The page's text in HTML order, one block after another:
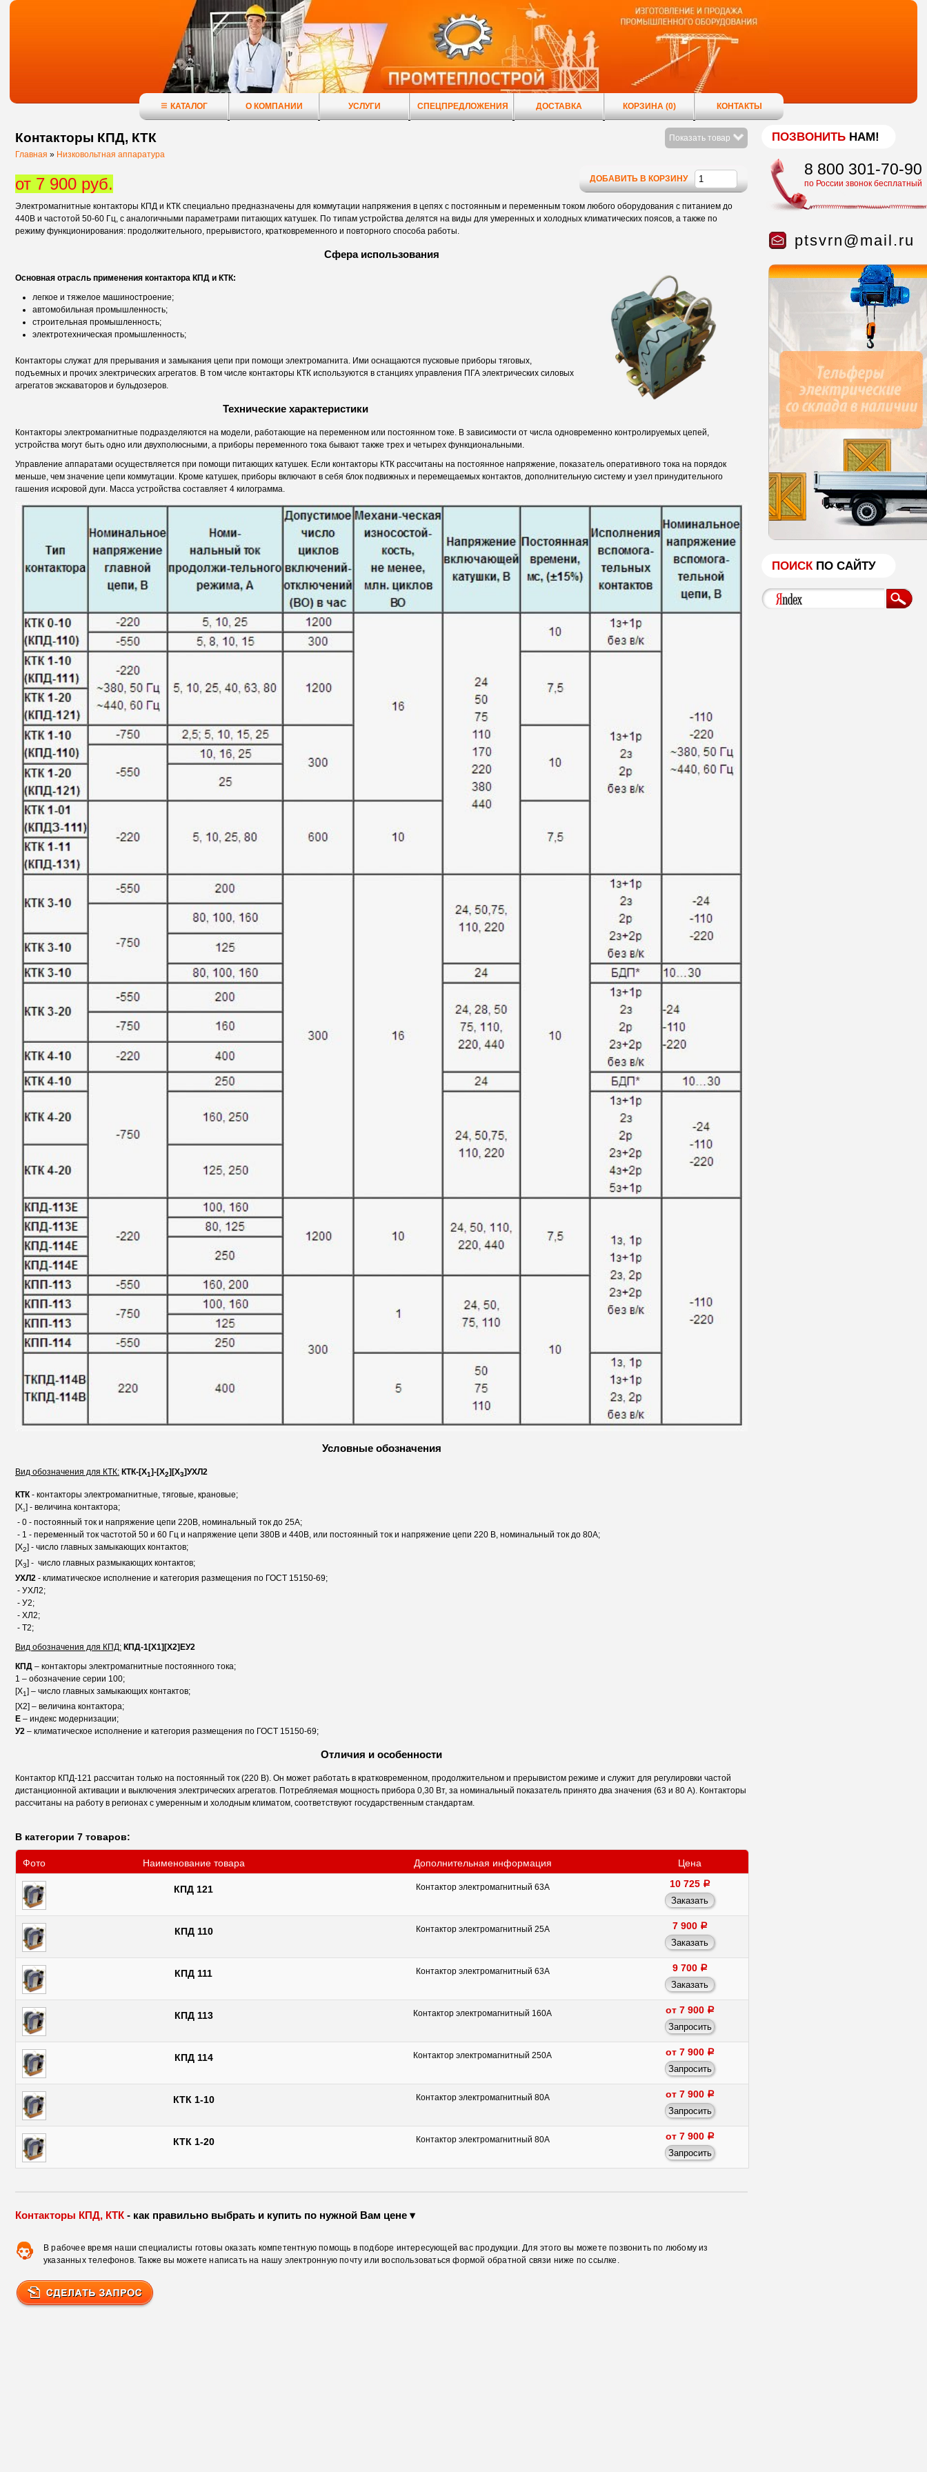
КАТАЛОГ О КОМПАНИИ УСЛУГИ СПЕЦПРЕДЛОЖЕНИЯ ДОСТАВКА КОРЗИНА (0) КОНТАКТЫ
Контакторы КПД, КТК
Показать товар
Главная » Низковольтная аппаратура
от 7 900 руб. ДОБАВИТЬ В КОРЗИНУ
Электромагнитные контакторы КПД и КТК специально предназначены для коммутации напряжения в цепях с постоянным и переменным током любого оборудования с питанием до
440В и частотой 50-60 Гц, с аналогичными параметрами питающих катушек. По типам устройства делятся на виды для умеренных и холодных климатических поясов, а также по
режиму функционирования: продолжительного, прерывистого, кратковременного и повторного способа работы.
Сфера использования
Основная отрасль применения контактора КПД и КТК:
легкое и тяжелое машиностроение;
автомобильная промышленность;
строительная промышленность;
электротехническая промышленность;
Контакторы служат для прерывания и замыкания цепи при помощи электромагнита. Ими оснащаются пусковые приборы тяговых,
подъемных и прочих электрических агрегатов. В том числе контакторы КТК используются в станциях управления ПГА электрических силовых
агрегатов экскаваторов и бульдозеров.
Технические характеристики
Контакторы электромагнитные подразделяются на модели, работающие на переменном или постоянном токе. В зависимости от числа одновременно контролируемых цепей,
устройства могут быть одно или двухполюсными, а приборы переменного тока бывают также трех и четырех функциональными.
Управление аппаратами осуществляется при помощи питающих катушек. Если контакторы КТК рассчитаны на постоянное напряжение, показатель оперативного тока на порядок
меньше, чем значение цепи коммутации. Кроме катушек, приборы включают в себя блок подвижных и перемещаемых контактов, дополнительную систему и узел принудительного
гашения искровой дуги. Масса устройства составляет 4 килограмма.
Условные обозначения
Вид обозначения для КТК: КТК-[Х1]-[Х2][Х3]УХЛ2
КТК - контакторы электромагнитные, тяговые, крановые;
[X1] - величина контактора;
- 0 - постоянный ток и напряжение цепи 220В, номинальный ток до 25А;
- 1 - переменный ток частотой 50 и 60 Гц и напряжение цепи 380В и 440В, или постоянный ток и напряжение цепи 220 В, номинальный ток до 80А;
[X2] - число главных замыкающих контактов;
[X3] - число главных размыкающих контактов;
УХЛ2 - климатическое исполнение и категория размещения по ГОСТ 15150-69;
- УХЛ2;
- У2;
- ХЛ2;
- Т2;
Вид обозначения для КПД: КПД-1[X1][X2]ЕУ2
КПД – контакторы электромагнитные постоянного тока;
1 – обозначение серии 100;
[X1] – число главных замыкающих контактов;
[X2] – величина контактора;
Е – индекс модернизации;
У2 – климатическое исполнение и категория размещения по ГОСТ 15150-69;
Отличия и особенности
Контактор КПД-121 рассчитан только на постоянный ток (220 В). Он может работать в кратковременном, продолжительном и прерывистом режиме и служит для регулировки частой
дистанционной активации и выключения электрических агрегатов. Потребляемая мощность прибора 0,30 Вт, за номинальный показатель принято два значения (63 и 80 А). Контакторы
рассчитаны на работу в регионах с умеренным и холодным климатом, соответствуют государственным стандартам.
В категории 7 товаров:
Фото Наименование товара Дополнительная информация Цена
КПД 121 Контактор электромагнитный 63А 10 725 a
КПД 110 Контактор электромагнитный 25А 7 900 a
КПД 111 Контактор электромагнитный 63А 9 700 a
КПД 113 Контактор электромагнитный 160А от 7 900 a
КПД 114 Контактор электромагнитный 250А от 7 900 a
КТК 1-10 Контактор электромагнитный 80А от 7 900 a
КТК 1-20 Контактор электромагнитный 80А от 7 900 a
Контакторы КПД, КТК - как правильно выбрать и купить по нужной Вам цене ▾
В рабочее время наши специалисты готовы оказать компетентную помощь в подборе интересующей вас продукции. Для этого вы можете позвонить по любому из
указанных телефонов. Также вы можете написать на нашу электронную почту или воспользоваться формой обратной связи ниже по ссылке.
ПОЗВОНИТЬ НАМ!
8 800 301-70-90
по России звонок бесплатный
ptsvrn@mail.ru
ПОИСКПО САЙТУ